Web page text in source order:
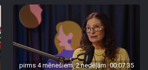
pirms 4 mēnešiem, 2 nedēļām 00:07:35